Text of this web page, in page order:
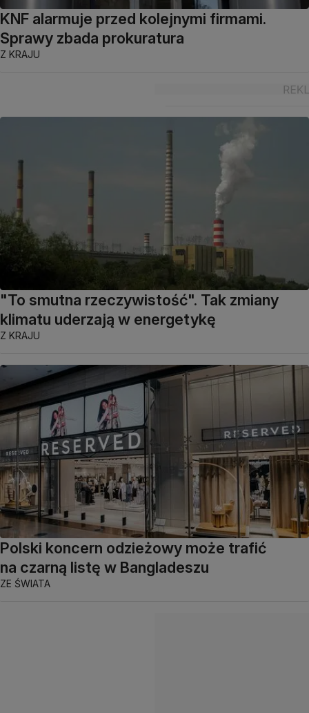
KNF alarmuje przed kolejnymi firmami.
Sprawy zbada prokuratura
Z KRAJU
"To smutna rzeczywistość". Tak zmiany
klimatu uderzają w energetykę
Z KRAJU
Polski koncern odzieżowy może trafić
na czarną listę w Bangladeszu
ZE ŚWIATA